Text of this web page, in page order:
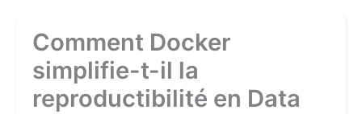
Comment Docker
simplifie-t-il la
reproductibilité en Data